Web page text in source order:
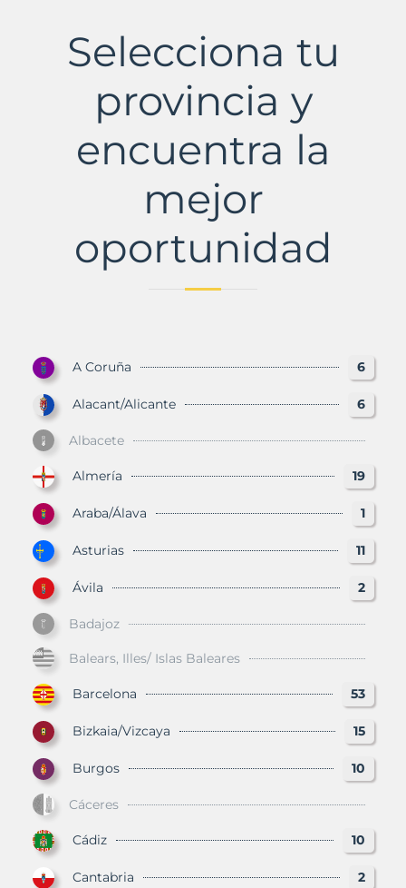
MurbalandsSelecciona tu
provincia y
encuentra la
mejor
oportunidad
A Coruña 6
Alacant/Alicante 6
Albacete
Almería 19
Araba/Álava 1
Asturias 11
Ávila 2
Badajoz
Balears, Illes/ Islas Baleares
Barcelona 53
Bizkaia/Vizcaya 15
Burgos 10
Cáceres
Cádiz 10
Cantabria 2